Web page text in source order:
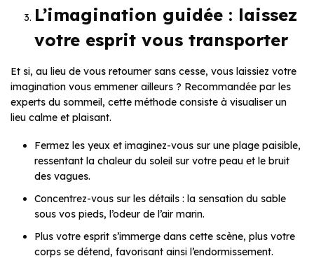
L’imagination guidée : laissez
votre esprit vous transporter
Et si, au lieu de vous retourner sans cesse, vous laissiez votre
imagination vous emmener ailleurs ? Recommandée par les
experts du sommeil, cette méthode consiste à visualiser un
lieu calme et plaisant.
Fermez les yeux et imaginez-vous sur une plage paisible,
ressentant la chaleur du soleil sur votre peau et le bruit
des vagues.
Concentrez-vous sur les détails : la sensation du sable
sous vos pieds, l’odeur de l’air marin.
Plus votre esprit s’immerge dans cette scène, plus votre
corps se détend, favorisant ainsi l’endormissement.